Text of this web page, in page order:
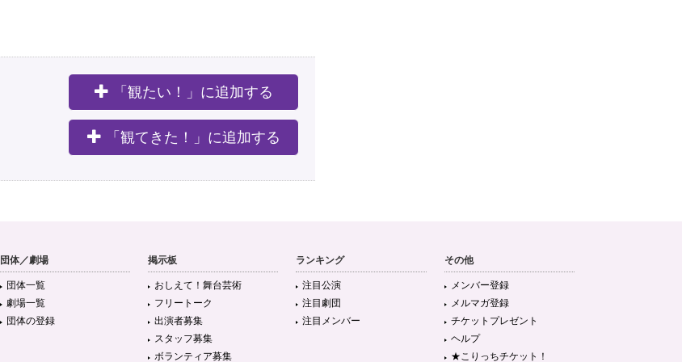
「観たい！」に追加する
「観てきた！」に追加する
団体／劇場
団体一覧
劇場一覧
団体の登録
掲示板
おしえて！舞台芸術
フリートーク
出演者募集
スタッフ募集
ボランティア募集
ランキング
注目公演
注目劇団
注目メンバー
その他
メンバー登録
メルマガ登録
チケットプレゼント
ヘルプ
★こりっちチケット！